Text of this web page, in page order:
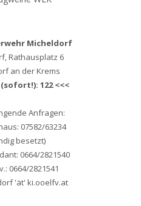
Micheldorf
Rathausplatz 6
an der Krems
122 <<<
Anfragen:
07582/63234
besetzt)
0664/2821540
0664/2821541
'ät' ki.ooelfv.at